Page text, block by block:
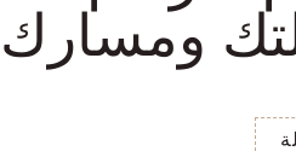
ومسارك